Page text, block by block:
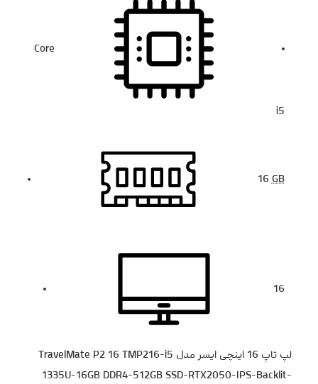
Core
i5
16GB
16
لپ تاپ 16 اینچی ایسر مدل TravelMate P2 16 TMP216-i5
1335U-16GB DDR4-512GB SSD-RTX2050-IPS-Backlit-